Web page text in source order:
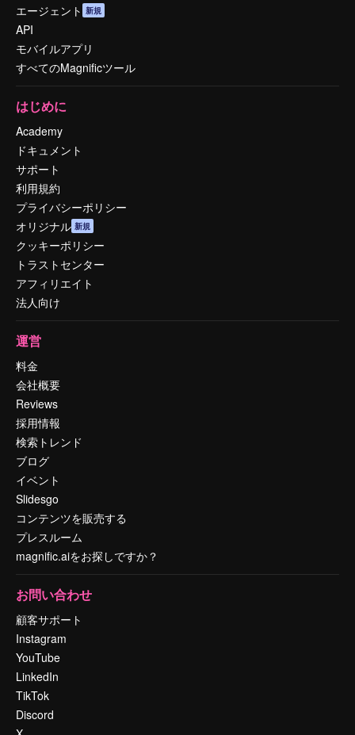
エージェント 新規
API
モバイルアプリ
すべてのMagnificツール
はじめに
Academy
ドキュメント
サポート
利用規約
プライバシーポリシー
オリジナル 新規
クッキーポリシー
トラストセンター
アフィリエイト
法人向け
運営
料金
会社概要
Reviews
採用情報
検索トレンド
ブログ
イベント
Slidesgo
コンテンツを販売する
プレスルーム
magnific.aiをお探しですか？
お問い合わせ
顧客サポート
Instagram
YouTube
LinkedIn
TikTok
Discord